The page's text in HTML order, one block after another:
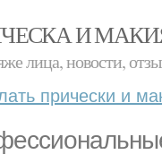
И
лица, новости,
прически и